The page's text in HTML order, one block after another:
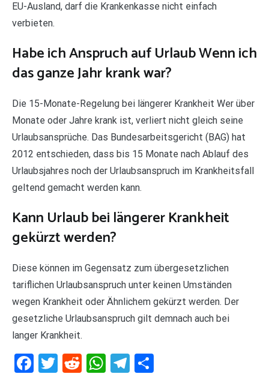
EU-Ausland, darf die Krankenkasse nicht einfach
verbieten.
Habe ich Anspruch auf Urlaub Wenn ich
das ganze Jahr krank war?
Die 15-Monate-Regelung bei längerer Krankheit Wer über
Monate oder Jahre krank ist, verliert nicht gleich seine
Urlaubsansprüche. Das Bundesarbeitsgericht (BAG) hat
2012 entschieden, dass bis 15 Monate nach Ablauf des
Urlaubsjahres noch der Urlaubsanspruch im Krankheitsfall
geltend gemacht werden kann.
Kann Urlaub bei längerer Krankheit
gekürzt werden?
Diese können im Gegensatz zum übergesetzlichen
tariflichen Urlaubsanspruch unter keinen Umständen
wegen Krankheit oder Ähnlichem gekürzt werden. Der
gesetzliche Urlaubsanspruch gilt demnach auch bei
langer Krankheit.
Facebook
Twitter
RedditWhatsApp
Telegram